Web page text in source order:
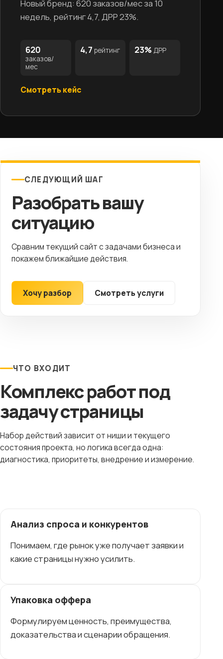
Новый бренд: 620 заказов/мес за 10
недель, рейтинг 4,7, ДРР 23%.
620
заказов/
мес
4,7 рейтинг 23% ДРР
Смотреть кейс
СЛЕДУЮЩИЙ ШАГ
Разобрать вашу
ситуацию
Сравним текущий сайт с задачами бизнеса и
покажем ближайшие действия.
Хочу разбор Смотреть услуги
ЧТО ВХОДИТ
Комплекс работ под
задачу страницы
Набор действий зависит от ниши и текущего
состояния проекта, но логика всегда одна:
диагностика, приоритеты, внедрение и измерение.
Анализ спроса и конкурентов
Понимаем, где рынок уже получает заявки и
какие страницы нужно усилить.
Упаковка оффера
Формулируем ценность, преимущества,
доказательства и сценарии обращения.